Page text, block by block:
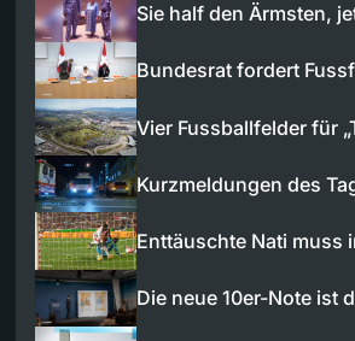
Sie half den Ärmsten,
Bundesrat fordert
Vier Fussballfelder für
Kurzmeldungen des
Enttäuschte Nati muss
Die neue 10er-Note ist